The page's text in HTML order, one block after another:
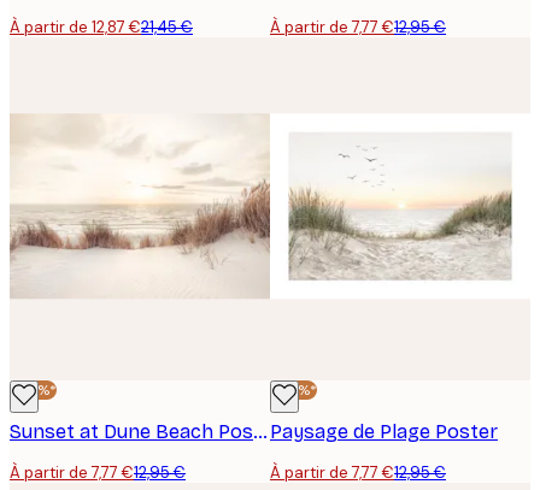
À partir de 12,87 €21,45 € À partir de 7,77 €12,95 €
-40%*
Sunset at Dune Beach Poster
À partir de 7,77 €12,95 €
-40%*
Paysage de Plage Poster
À partir de 7,77 €12,95 €